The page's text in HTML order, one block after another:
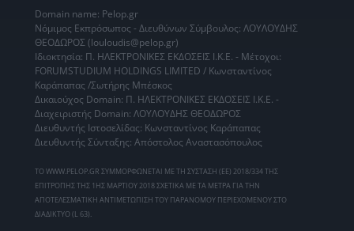
Domain name: Pelop.gr
Νόμιμος Εκπρόσωπος - Διευθύνων Σύμβουλος: ΛΟΥΛΟΥΔΗΣ
ΘΕΟΔΩΡΟΣ (louloudis@pelop.gr)
Ιδιοκτησία: Π. ΗΛΕΚΤΡΟΝΙΚΕΣ ΕΚΔΟΣΕΙΣ Ι.Κ.Ε. - Μέτοχοι:
FORUMSTUDIUM HOLDINGS LIMITED / Κωνσταντίνος
Καράπαπας /Σωτήρης Μπέσκος
Δικαιούχος Domain: Π. ΗΛΕΚΤΡΟΝΙΚΕΣ ΕΚΔΟΣΕΙΣ Ι.Κ.Ε. -
Διαχειριστής Domain: ΛΟΥΛΟΥΔΗΣ ΘΕΟΔΩΡΟΣ
Διευθυντής Ιστοσελίδας: Κωνσταντίνος Καράπαπας
Διευθυντής Σύνταξης: Απόστολος Αναστασόπουλος
ΤΟ WWW.PELOP.GR ΣΥΜΜΟΡΦΩΝΕΤΑΙ ΜΕ ΤΗ ΣΥΣΤΑΣΗ (ΕΕ) 2018/334 ΤΗΣ
ΕΠΙΤΡΟΠΗΣ ΤΗΣ 1ΗΣ ΜΑΡΤΙΟΥ 2018 ΣΧΕΤΙΚΑ ΜΕ ΤΑ ΜΕΤΡΑ ΓΙΑ ΤΗΝ
ΑΠΟΤΕΛΕΣΜΑΤΙΚΗ ΑΝΤΙΜΕΤΩΠΙΣΗ ΤΟΥ ΠΑΡΑΝΟΜΟΥ ΠΕΡΙΕΧΟΜΕΝΟΥ ΣΤΟ
ΔΙΑΔΙΚΤΥΟ (L 63).